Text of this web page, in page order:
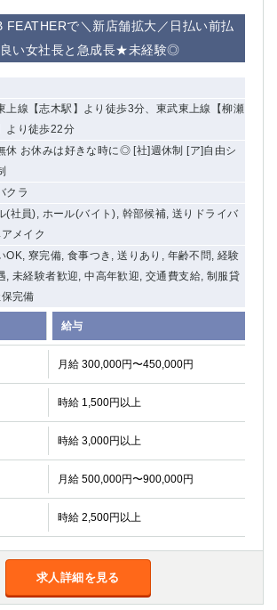
FEATHERで＼新店舗拡大／日払い前払
い女社長と急成長★未経験◎
上線【志木駅】より徒歩3分、東武東上線【柳瀬
より徒歩22分
休 お休みは好きな時に◎ [社]週休制 [ア]自由シ
クラ
(社員), ホール(バイト), 幹部候補, 送りドライバ
メイク
OK, 寮完備, 食事つき, 送りあり, 年齢不問, 経験
, 未経験者歓迎, 中高年歓迎, 交通費支給, 制服貸
完備
給与
月給 300,000円〜450,000円
時給 1,500円以上
時給 3,000円以上
月給 500,000円〜900,000円
時給 2,500円以上
求人詳細を見る